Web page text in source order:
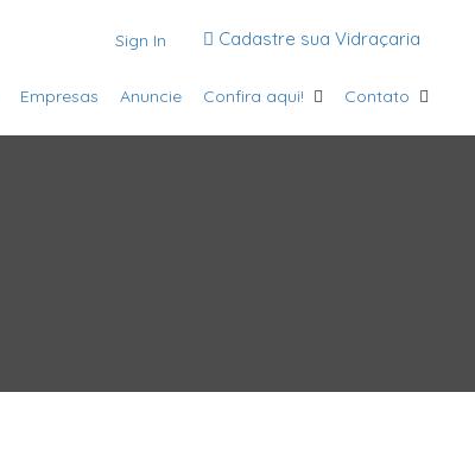
Sign In Cadastre sua Vidraçaria
Empresas Anuncie Confira aqui! Contato